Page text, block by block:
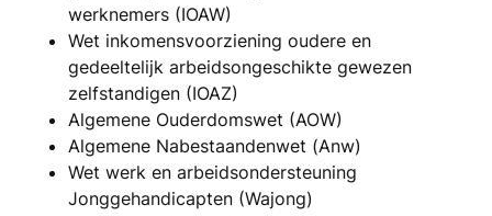
werknemers (IOAW)
Wet inkomensvoorziening oudere en
gedeeltelijk arbeidsongeschikte gewezen
zelfstandigen (IOAZ)
Algemene Ouderdomswet (AOW)
Algemene Nabestaandenwet (Anw)
Wet werk en arbeidsondersteuning
Jonggehandicapten (Wajong)